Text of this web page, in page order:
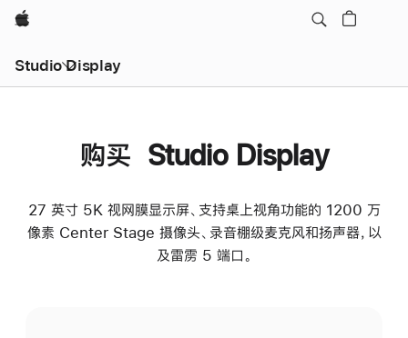
Apple
Studio Display
购买 Studio Display
27 英寸 5K 视网膜显示屏、支持桌上视角功能的 1200 万
像素 Center Stage 摄像头、录音棚级麦克风和扬声器，以
及雷雳 5 端口。